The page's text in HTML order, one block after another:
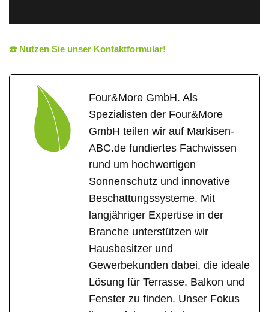
☎️ Nutzen Sie unser Kontaktformular!
Four&More GmbH. Als
Spezialisten der Four&More
GmbH teilen wir auf Markisen-
ABC.de fundiertes Fachwissen
rund um hochwertigen
Sonnenschutz und innovative
Beschattungssysteme. Mit
langjähriger Expertise in der
Branche unterstützen wir
Hausbesitzer und
Gewerbekunden dabei, die ideale
Lösung für Terrasse, Balkon und
Fenster zu finden. Unser Fokus